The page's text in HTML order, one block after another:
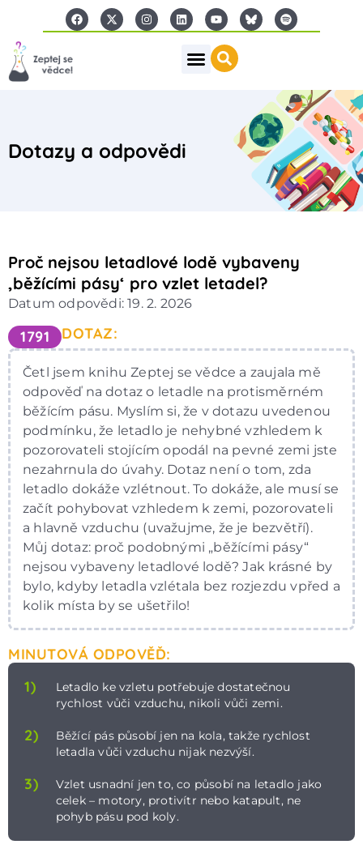
Dotazy a odpovědi
Proč nejsou letadlové lodě vybaveny
‚běžícími pásy‘ pro vzlet letadel?
Datum odpovědi: 19. 2. 2026
1791 DOTAZ:
Četl jsem knihu Zeptej se vědce a zaujala mě
odpověď na dotaz o letadle na protisměrném
běžícím pásu. Myslím si, že v dotazu uvedenou
podmínku, že letadlo je nehybné vzhledem k
pozorovateli stojícím opodál na pevné zemi jste
nezahrnula do úvahy. Dotaz není o tom, zda
letadlo dokáže vzlétnout. To dokáže, ale musí se
začít pohybovat vzhledem k zemi, pozorovateli
a hlavně vzduchu (uvažujme, že je bezvětří).
Můj dotaz: proč podobnými „běžícími pásy“
nejsou vybaveny letadlové lodě? Jak krásné by
bylo, kdyby letadla vzlétala bez rozjezdu vpřed a
kolik místa by se ušetřilo!
MINUTOVÁ ODPOVĚĎ:
1)
Letadlo ke vzletu potřebuje dostatečnou
rychlost vůči vzduchu, nikoli vůči zemi.
2)
Běžící pás působí jen na kola, takže rychlost
letadla vůči vzduchu nijak nezvýší.
3)
Vzlet usnadní jen to, co působí na letadlo jako
celek – motory, protivítr nebo katapult, ne
pohyb pásu pod koly.